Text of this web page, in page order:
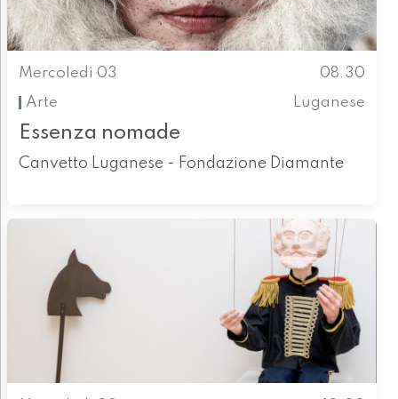
Mercoledì 03
08.30
Arte
Luganese
Essenza nomade
Canvetto Luganese - Fondazione Diamante